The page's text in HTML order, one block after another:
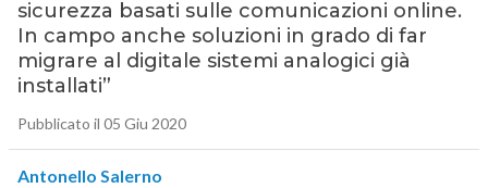
sicurezza basati sulle comunicazioni online.
In campo anche soluzioni in grado di far
migrare al digitale sistemi analogici già
installati”
Pubblicato il 05 Giu 2020
Antonello Salerno